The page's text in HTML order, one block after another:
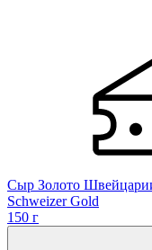
Сыр Золото
Schweizer Gold
150 г